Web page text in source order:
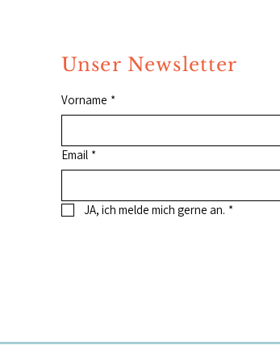
Unser Newsletter
Vorname *
Email *
JA, ich melde mich gerne an. *